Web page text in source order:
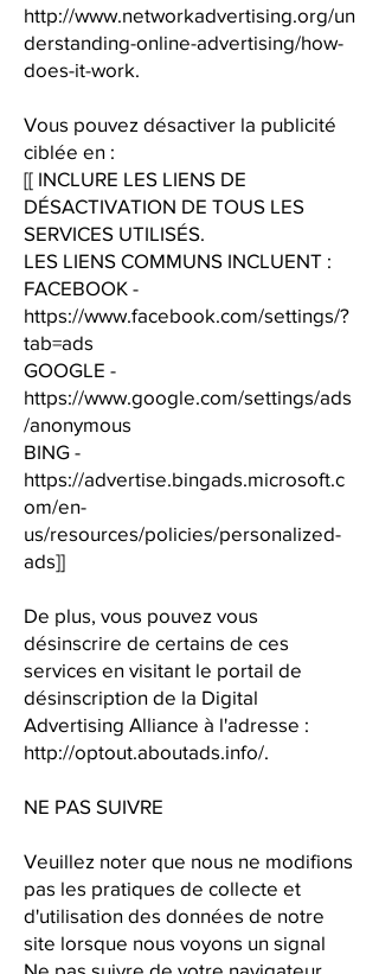
http://www.networkadvertising.org/un
derstanding-online-advertising/how-
does-it-work.
Vous pouvez désactiver la publicité
ciblée en :
[[ INCLURE LES LIENS DE
DÉSACTIVATION DE TOUS LES
SERVICES UTILISÉS.
LES LIENS COMMUNS INCLUENT :
FACEBOOK -
https://www.facebook.com/settings/?
tab=ads
GOOGLE -
https://www.google.com/settings/ads
/anonymous
BING -
https://advertise.bingads.microsoft.c
om/en-
us/resources/policies/personalized-
ads]]
De plus, vous pouvez vous
désinscrire de certains de ces
services en visitant le portail de
désinscription de la Digital
Advertising Alliance à l'adresse :
http://optout.aboutads.info/.
NE PAS SUIVRE
Veuillez noter que nous ne modifions
pas les pratiques de collecte et
d'utilisation des données de notre
site lorsque nous voyons un signal
Ne pas suivre de votre navigateur.